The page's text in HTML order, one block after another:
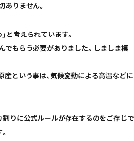
りません。
と考えられています。
でもらう必要がありました。しましま模
という事は、気候変動による高温などに
割りに公式ルールが存在するのをご存じで